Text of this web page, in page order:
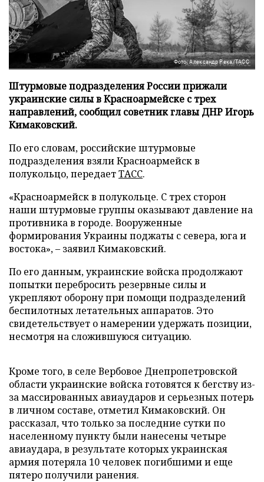
Фото: Александр Река/ТАСС
Штурмовые подразделения России прижали
украинские силы в Красноармейске с трех
направлений, сообщил советник главы ДНР Игорь
Кимаковский.
По его словам, российские штурмовые
подразделения взяли Красноармейск в
полукольцо, передаетТАСС.
«Красноармейск в полукольце. С трех сторон
наши штурмовые группы оказывают давление на
противника в городе. Вооруженные
формирования Украины поджаты с севера, юга и
востока», – заявил Кимаковский.
По его данным, украинские войска продолжают
попытки перебросить резервные силы и
укрепляют оборону при помощи подразделений
беспилотных летательных аппаратов. Это
свидетельствует о намерении удержать позиции,
несмотря на сложившуюся ситуацию.
Кроме того, в селе Вербовое Днепропетровской
области украинские войска готовятся к бегству из-
за массированных авиаударов и серьезных потерь
в личном составе, отметил Кимаковский. Он
рассказал, что только за последние сутки по
населенному пункту были нанесены четыре
авиаудара, в результате которых украинская
армия потеряла 10 человек погибшими и еще
пятеро получили ранения.